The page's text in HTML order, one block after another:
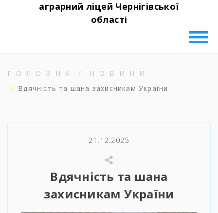
аграрний ліцей Чернігівської
області
ГОЛОВНА
НОВИНИ
Вдячність та шана захисникам України
21.12.2025
Вдячність та шана
захисникам України